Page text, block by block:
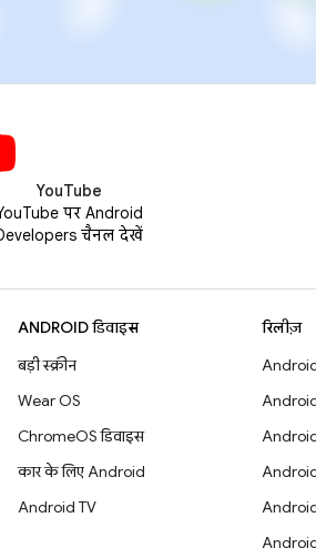
YouTube
पर Android
चैनल देखें
ANDROID डिवाइस
बड़ी स्क्रीन
Wear OS
ChromeOS डिवाइस
कार के लिए Android
Android TV
रिलीज़